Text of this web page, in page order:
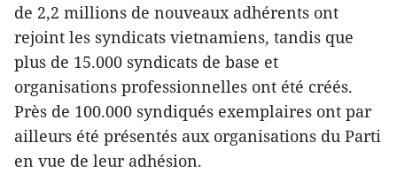
de 2,2 millions de nouveaux adhérents ont
rejoint les syndicats vietnamiens, tandis que
plus de 15.000 syndicats de base et
organisations professionnelles ont été créés.
Près de 100.000 syndiqués exemplaires ont par
ailleurs été présentés aux organisations du Parti
en vue de leur adhésion.